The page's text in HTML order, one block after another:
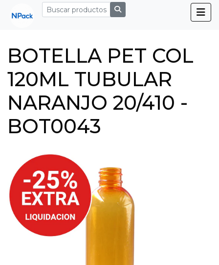
BOTELLA PET COL
120ML TUBULAR
NARANJO 20/410 -
BOT0043